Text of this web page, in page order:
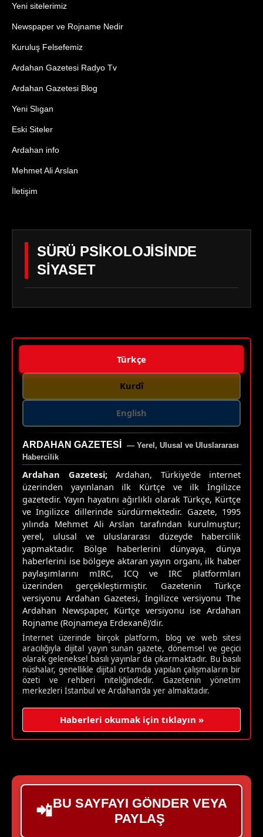
Yeni sitelerimiz
Newspaper ve Rojname Nedir
Kuruluş Felsefemiz
Ardahan Gazetesi Radyo Tv
Ardahan Gazetesi Blog
Yeni Slıgan
Eski Siteler
Ardahan info
Mehmet Ali Arslan
İletişim
SÜRÜ PSİKOLOJİSİNDE
SİYASET
Türkçe
Kurdî
English
ARDAHAN GAZETESI
— Yerel, Ulusal ve Uluslararası
Habercilik
Ardahan Gazetesi;Ardahan, Türkiye'de internet
üzerinden yayınlanan ilk Kürtçe ve ilk İngilizce
gazetedir. Yayın hayatını ağırlıklı olarak Türkçe, Kürtçe
ve İngilizce dillerinde sürdürmektedir. Gazete, 1995
yılında Mehmet Ali Arslan tarafından kurulmuştur;
yerel, ulusal ve uluslararası düzeyde habercilik
yapmaktadır. Bölge haberlerini dünyaya, dünya
haberlerini ise bölgeye aktaran yayın organı, ilk haber
paylaşımlarını mIRC, ICQ ve IRC platformları
üzerinden gerçekleştirmiştir. Gazetenin Türkçe
versiyonu Ardahan Gazetesi, İngilizce versiyonu The
Ardahan Newspaper, Kürtçe versiyonu ise Ardahan
Rojname (Rojnameya Erdexanê)'dir.
İnternet üzerinde birçok platform, blog ve web sitesi
aracılığıyla dijital yayın sunan gazete, dönemsel ve geçici
olarak geleneksel basılı yayınlar da çıkarmaktadır. Bu basılı
nüshalar, genellikle dijital ortamda yapılan çalışmaların bir
özeti ve rehberi niteliğindedir. Gazetenin yönetim
merkezleri İstanbul ve Ardahan'da yer almaktadır.
Haberleri okumak için tıklayın »
📲BU SAYFAYI GÖNDER VEYA
PAYLAŞ